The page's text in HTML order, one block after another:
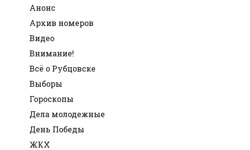
Анонс
Архив номеров
Видео
Внимание!
Всё о Рубцовске
Выборы
Гороскопы
Дела молодежные
День Победы
ЖКХ